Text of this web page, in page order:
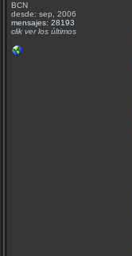
BCN
desde: sep, 2006
mensajes: 28193
clik ver los últimos